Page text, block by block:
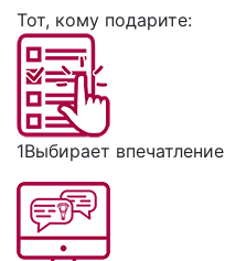
Тот, кому подарите:
1Выбирает впечатление